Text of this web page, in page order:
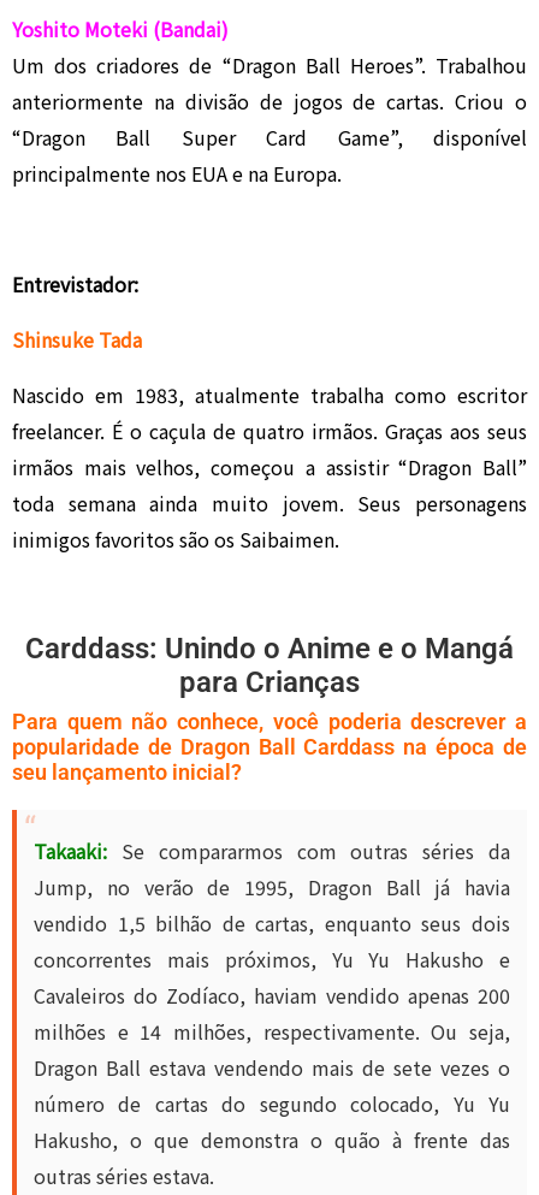
Yoshito Moteki (Bandai)
Um dos criadores de “Dragon Ball Heroes”. Trabalhou
anteriormente na divisão de jogos de cartas. Criou o
“Dragon Ball Super Card Game”, disponível
principalmente nos EUA e na Europa.
Entrevistador:
Shinsuke Tada
Nascido em 1983, atualmente trabalha como escritor
freelancer. É o caçula de quatro irmãos. Graças aos seus
irmãos mais velhos, começou a assistir “Dragon Ball”
toda semana ainda muito jovem. Seus personagens
inimigos favoritos são os Saibaimen.
Carddass: Unindo o Anime e o Mangá
para Crianças
Para quem não conhece, você poderia descrever a
popularidade de Dragon Ball Carddass na época de
seu lançamento inicial?
Takaaki: Se compararmos com outras séries da
Jump, no verão de 1995, Dragon Ball já havia
vendido 1,5 bilhão de cartas, enquanto seus dois
concorrentes mais próximos, Yu Yu Hakusho e
Cavaleiros do Zodíaco, haviam vendido apenas 200
milhões e 14 milhões, respectivamente. Ou seja,
Dragon Ball estava vendendo mais de sete vezes o
número de cartas do segundo colocado, Yu Yu
Hakusho, o que demonstra o quão à frente das
outras séries estava.